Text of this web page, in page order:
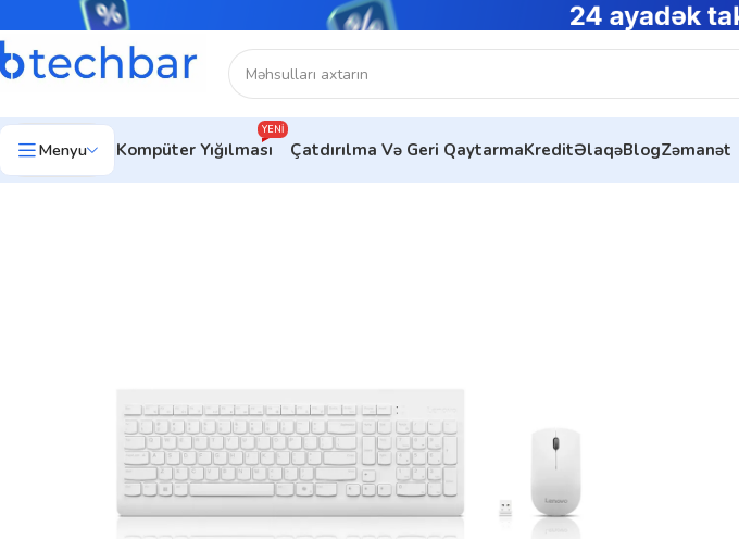
Menyu Kompüter Yığılması
YENI
Çatdırılma Və Geri QaytarmaKreditƏlaqəBlogZəmanət
Ev Kompüter aksesuarları